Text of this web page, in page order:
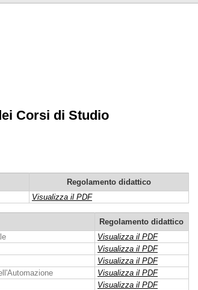
Corsi di Studio
Regolamento didattico
Visualizza il PDF
Regolamento didattico
Visualizza il PDF
Visualizza il PDF
Visualizza il PDF
Visualizza il PDF
Visualizza il PDF